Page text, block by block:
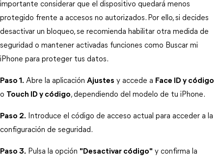
importante considerar que el dispositivo quedará menos
protegido frente a accesos no autorizados. Por ello, si decides
desactivar un bloqueo, se recomienda habilitar otra medida de
seguridad o mantener activadas funciones como Buscar mi
iPhone para proteger tus datos.
Paso 1. Abre la aplicación Ajustes y accede a Face ID y código
o Touch ID y código, dependiendo del modelo de tu iPhone.
Paso 2. Introduce el código de acceso actual para acceder a la
configuración de seguridad.
Paso 3. Pulsa la opción "Desactivar código" y confirma la